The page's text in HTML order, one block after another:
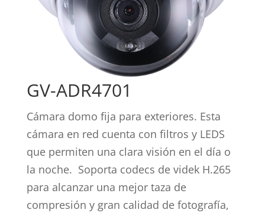
GV-ADR4701
Cámara domo fija para exteriores. Esta
cámara en red cuenta con filtros y LEDS
que permiten una clara visión en el día o
la noche. Soporta codecs de videk H.265
para alcanzar una mejor taza de
compresión y gran calidad de fotografía,